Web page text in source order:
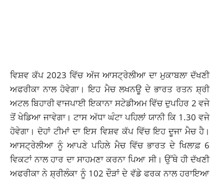
ਵਿਸ਼ਵ ਕੱਪ 2023 ਵਿੱਚ ਅੱਜ ਆਸਟ੍ਰੇਲੀਆ ਦਾ ਮੁਕਾਬਲਾ ਦੱਖਣੀ
ਅਫਰੀਕਾ ਨਾਲ ਹੋਵੇਗਾ। ਇਹ ਮੈਚ ਲਖਨਊ ਦੇ ਭਾਰਤ ਰਤਨ ਸ਼੍ਰੀ
ਅਟਲ ਬਿਹਾਰੀ ਵਾਜਪਾਈ ਇਕਾਨਾ ਸਟੇਡੀਅਮ ਵਿੱਚ ਦੁਪਹਿਰ 2 ਵਜੇ
ਤੋਂ ਖੇਡਿਆ ਜਾਵੇਗਾ। ਟਾਸ ਅੱਧਾ ਘੰਟਾ ਪਹਿਲਾਂ ਯਾਨੀ ਕਿ 1.30 ਵਜੇ
ਹੋਵੇਗਾ। ਦੋਹਾਂ ਟੀਮਾਂ ਦਾ ਇਸ ਵਿਸ਼ਵ ਕੱਪ ਵਿੱਚ ਇਹ ਦੂਜਾ ਮੈਚ ਹੈ।
ਆਸਟ੍ਰੇਲੀਆ ਨੂੰ ਆਪਣੇ ਪਹਿਲੇ ਮੈਚ ਵਿੱਚ ਭਾਰਤ ਦੇ ਖਿਲਾਫ਼ 6
ਵਿਕਟਾਂ ਨਾਲ ਹਾਰ ਦਾ ਸਾਹਮਣਾ ਕਰਨਾ ਪਿਆ ਸੀ। ਉੱਥੇ ਹੀ ਦੱਖਣੀ
ਅਫਰੀਕਾ ਨੇ ਸ਼੍ਰੀਲੰਕਾ ਨੂੰ 102 ਦੌੜਾਂ ਦੇ ਵੱਡੇ ਫਰਕ ਨਾਲ ਹਰਾਇਆ